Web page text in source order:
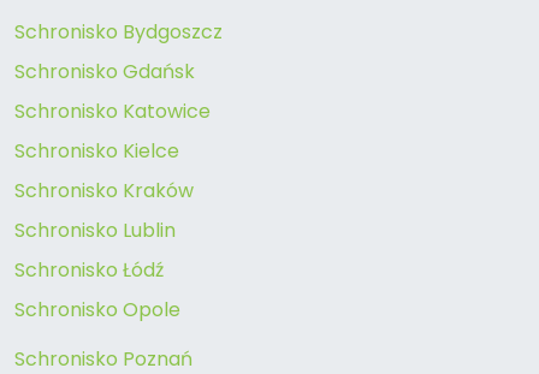
Schronisko Bydgoszcz
Schronisko Gdańsk
Schronisko Katowice
Schronisko Kielce
Schronisko Kraków
Schronisko Lublin
Schronisko Łódź
Schronisko Opole
Schronisko Poznań